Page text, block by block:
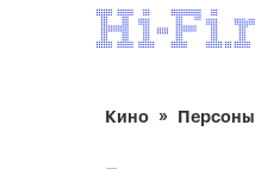
Кино Персоны